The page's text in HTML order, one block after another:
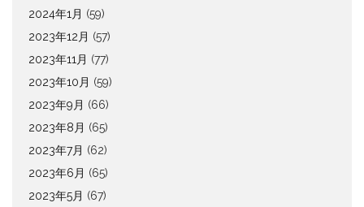
2024年1月 (59)
2023年12月 (57)
2023年11月 (77)
2023年10月 (59)
2023年9月 (66)
2023年8月 (65)
2023年7月 (62)
2023年6月 (65)
2023年5月 (67)